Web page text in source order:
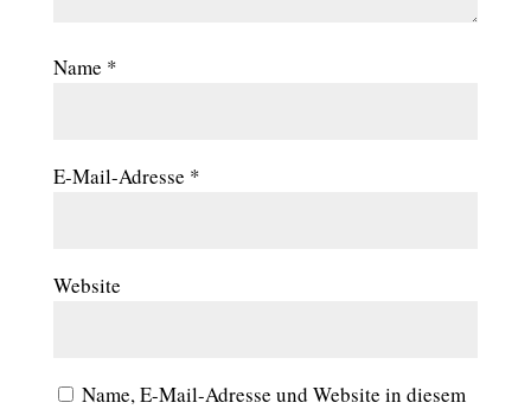
Name *
E-Mail-Adresse *
Website
Name, E-Mail-Adresse und Website in diesem